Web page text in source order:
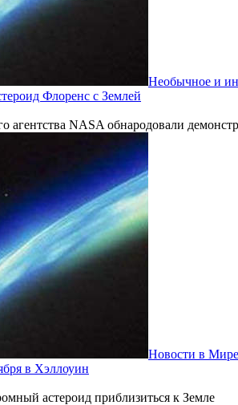
Необычное и
Флоренс с Землей‍
агентства NASA обнародовали
Новости в Мире
в Хэллоуин
астероид приблизиться к Земле